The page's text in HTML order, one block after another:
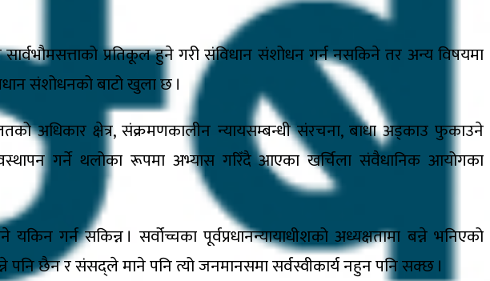
प्रतिकूल हुने गरी संविधान संशोधन गर्न नसकिने तर अन्य विषयमा
संशोधनको बाटो खुला छ ।
अधिकार क्षेत्र, संक्रमणकालीन न्यायसम्बन्धी संरचना, बाधा अड्काउ फुकाउने
गर्ने थलोका रूपमा अभ्यास गरिँदै आएका खर्चिला संवैधानिक आयोगका
सकिन्न । सर्वोच्चका पूर्वप्रधानन्यायाधीशको अध्यक्षतामा बन्ने भनिएको
छैन र संसद्ले माने पनि त्यो जनमानसमा सर्वस्वीकार्य नहुन पनि सक्छ ।